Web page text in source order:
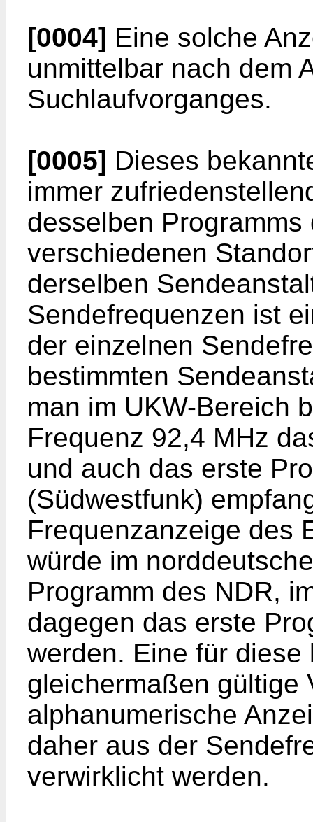
[0004] Eine solche
unmittelbar nach dem
Suchlaufvorganges.
[0005] Dieses
immer
desselben
verschiedenen
derselben
Sendefrequenzen ist
der einzelnen
bestimmten
man im UKW-Bereich
Frequenz 92,4 MHz
und auch das erste
(Südwestfunk)
Frequenzanzeige des
würde im
Programm des NDR,
dagegen das erste
werden. Eine für
gleichermaßen gültige
alphanumerische
daher aus der
verwirklicht werden.